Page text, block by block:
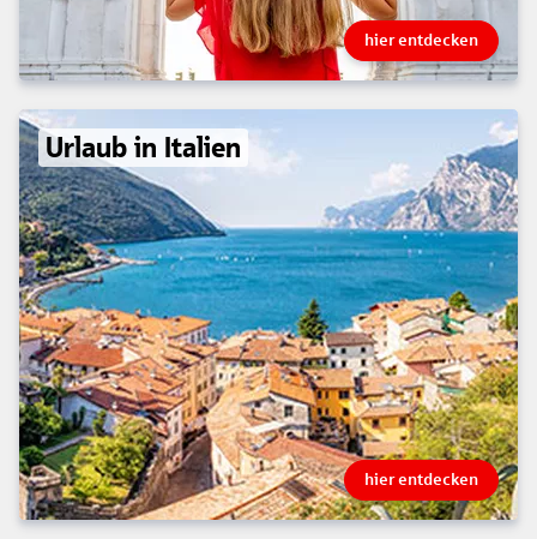
hier entdecken
Urlaub in Italien
hier entdecken